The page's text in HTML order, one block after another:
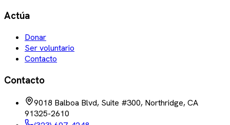
Actúa
Donar
Ser voluntario
Contacto
Contacto
9018 Balboa Blvd, Suite #300, Northridge, CA
91325-2610